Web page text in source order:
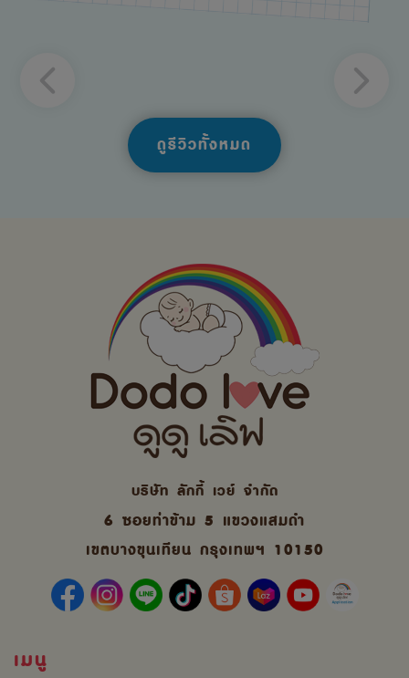
ดูรีวิวทั้งหมด
บริษัท ลักกี้ เวย์ จํากัด
6 ซอยท่าข้าม 5 แขวงแสมดำ
เขตบางขุนเทียน กรุงเทพฯ 10150
เมนู